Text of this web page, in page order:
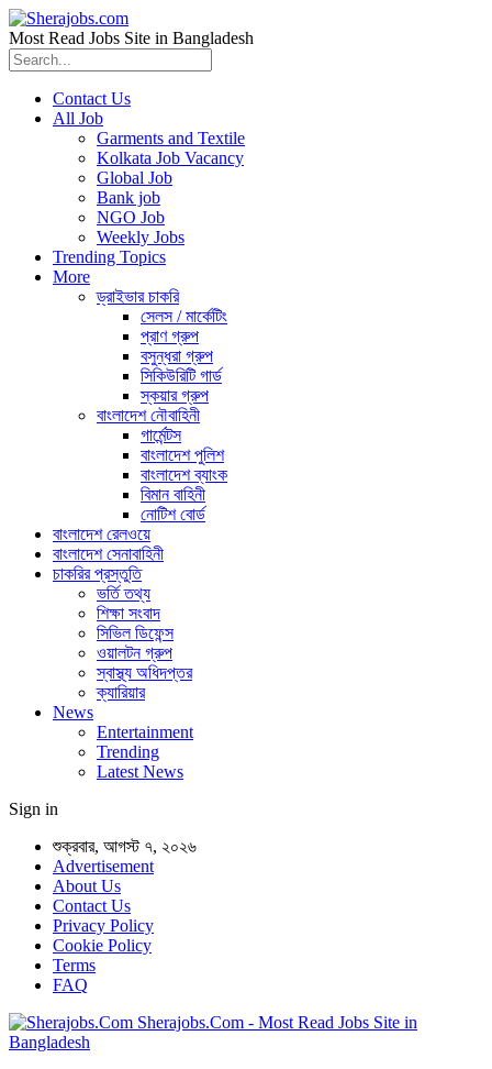
Most Read Jobs Site in Bangladesh
Contact Us
All Job
Garments and Textile
Kolkata Job Vacancy
Global Job
Bank job
NGO Job
Weekly Jobs
Trending Topics
More
ড্রাইভার চাকরি
সেলস / মার্কেটিং
প্রাণ গ্রুপ
বসুন্ধরা গ্রুপ
সিকিউরিটি গার্ড
স্কয়ার গ্রুপ
বাংলাদেশ নৌবাহিনী
গার্মেন্টস
বাংলাদেশ পুলিশ
বাংলাদেশ ব্যাংক
বিমান বাহিনী
নোটিশ বোর্ড
বাংলাদেশ রেলওয়ে
বাংলাদেশ সেনাবাহিনী
চাকরির প্রস্তুতি
ভর্তি তথ্য
শিক্ষা সংবাদ
সিভিল ডিফেন্স
ওয়ালটন গ্রুপ
স্বাস্থ্য অধিদপ্তর
ক্যারিয়ার
News
Entertainment
Trending
Latest News
Sign in
শুক্রবার, আগস্ট ৭, ২০২৬
Advertisement
About Us
Contact Us
Privacy Policy
Cookie Policy
Terms
FAQ
Sherajobs.Com - Most Read Jobs Site in
Bangladesh